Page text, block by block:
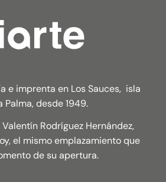
e imprenta en Los Sauces, isla
Palma, desde 1949.
Rodríguez Hernández,
el mismo emplazamiento que
de su apertura.